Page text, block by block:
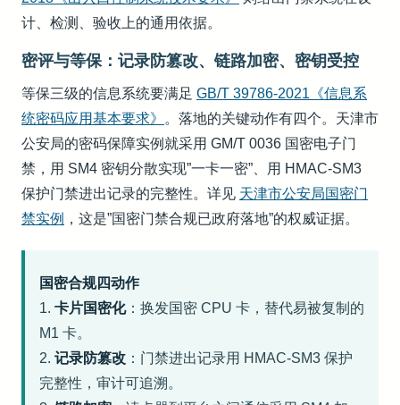
计、检测、验收上的通用依据。
密评与等保：记录防篡改、链路加密、密钥受控
等保三级的信息系统要满足 GB/T 39786-2021《信息系
统密码应用基本要求》
。落地的关键动作有四个。天津市
公安局的密码保障实例就采用 GM/T 0036 国密电子门
禁，用 SM4 密钥分散实现”一卡一密”、用 HMAC-SM3
保护门禁进出记录的完整性。详见 天津市公安局国密门
禁实例 ，这是”国密门禁合规已政府落地”的权威证据。
国密合规四动作
1. 卡片国密化：换发国密 CPU 卡，替代易被复制的
M1 卡。
2. 记录防篡改 ：门禁进出记录用 HMAC-SM3 保护
完整性，审计可追溯。